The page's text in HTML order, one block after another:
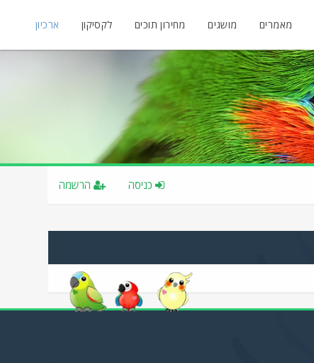
מאמרים מושגים מחירון תוכים לקסיקון ארכיון
הרשמה כניסה